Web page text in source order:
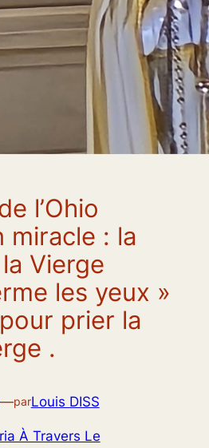
l’Ohio
miracle : la
Vierge
les yeux »
prier la
.
—parLouis DISS
À Travers Le